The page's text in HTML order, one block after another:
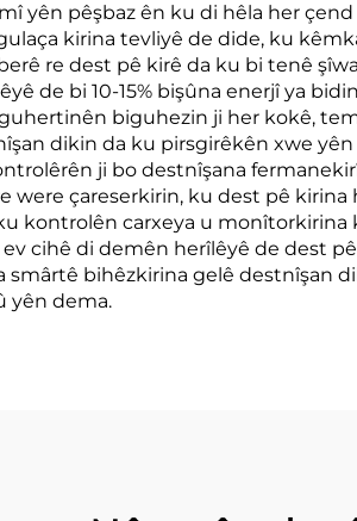
yên pêşbaz ên ku di hêla her
kirina tevliyê de dide, ku
re dest pê kirê da ku bi tenê
de bi 10-15% bişûna enerjî ya
biguhezin ji her kokê,
dikin da ku pirsgirêkên xwe
ji bo destnîşana
çareserkirin, ku dest pê
kontrolên carxeya u monîtorkirina
cihê di demên herîlêyê de dest
bihêzkirina gelê destnîşan
yên dema.